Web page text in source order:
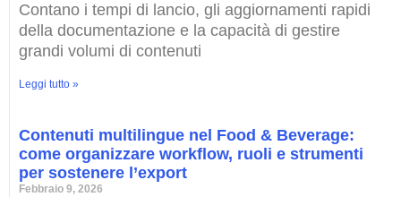
Contano i tempi di lancio, gli aggiornamenti rapidi
della documentazione e la capacità di gestire
grandi volumi di contenuti
Leggi tutto »
Contenuti multilingue nel Food & Beverage:
come organizzare workflow, ruoli e strumenti
per sostenere l’export
Febbraio 9, 2026